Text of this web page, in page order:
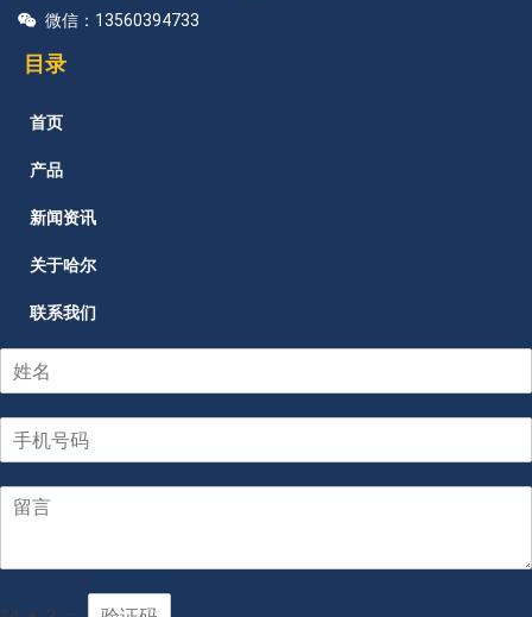
微信：13560394733
目录
首页
产品
新闻资讯
关于哈尔
联系我们